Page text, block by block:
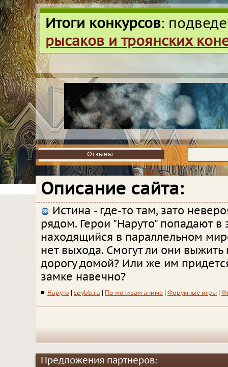
Итоги конкурсов:
рысаков и троянских
Отзывы
Отзывы
Описание сайта:
Истина - где-то там, зато
рядом. Герои "Наруто" попадают в
находящийся в параллельном
нет выхода. Смогут ли они выжить
дорогу домой? Или же им
замке навечно?
■ Наруто spybb.ru По мотивам аниме Форумные игры
Предложения партнеров: